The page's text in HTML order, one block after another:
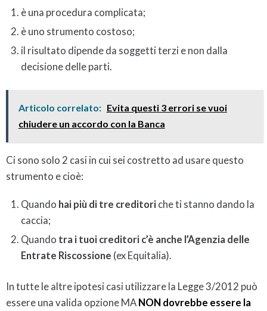
è una procedura complicata;
è uno strumento costoso;
il risultato dipende da soggetti terzi e non dalla
decisione delle parti.
Articolo correlato: Evita questi 3 errori se vuoi
chiudere un accordo con la Banca
Ci sono solo 2 casi in cui sei costretto ad usare questo
strumento e cioè:
Quando hai più di tre creditori che ti stanno dando la
caccia;
Quando tra i tuoi creditori c’è anche l’Agenzia delle
Entrate Riscossione (ex Equitalia).
In tutte le altre ipotesi casi utilizzare la Legge 3/2012 può
essere una valida opzione MA NON dovrebbe essere la